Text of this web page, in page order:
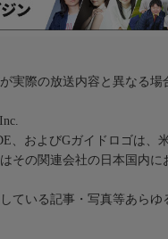
実際の放送内容と異なる場
、およびGガイドロゴは、
その関連会社の日本国内に
ている記事・写真等あらゆ